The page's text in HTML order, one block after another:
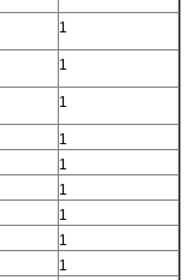
1
1
1
1
1
1
1
1
1